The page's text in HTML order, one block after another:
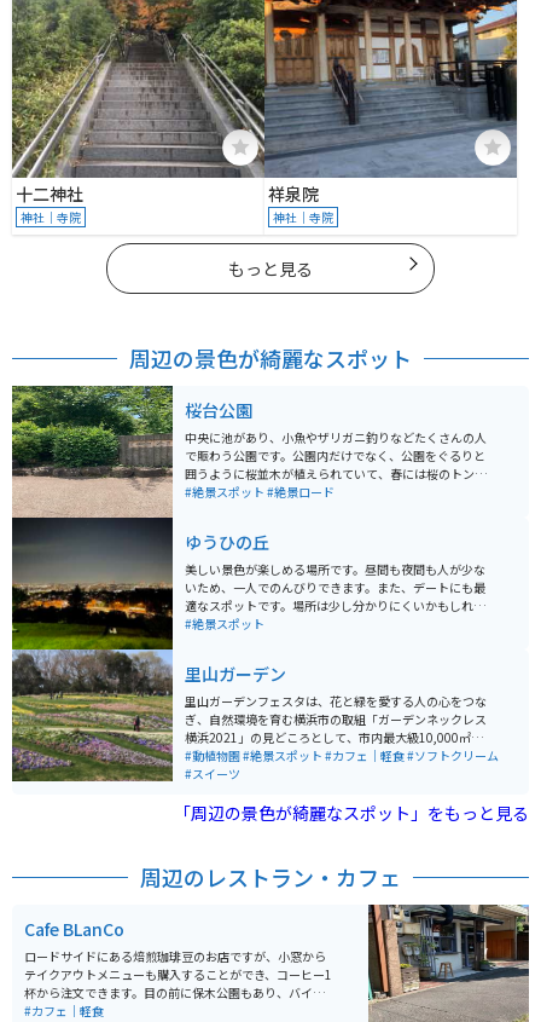
十二神社
神社｜寺院
祥泉院
神社｜寺院
もっと見る
周辺の景色が綺麗なスポット
桜台公園
中央に池があり、小魚やザリガニ釣りなどたくさんの人
で賑わう公園です。公園内だけでなく、公園をぐるりと
囲うように桜並木が植えられていて、春には桜のトンネ
ルの中を走ることができる絶景スポットです。また秋に
#絶景スポット #絶景ロード
ゆうひの丘
美しい景色が楽しめる場所です。昼間も夜間も人が少な
いため、一人でのんびりできます。また、デートにも最
適なスポットです。場所は少し分かりにくいかもしれま
せんが、少し坂を登ったところにあります。夜は綺麗な
#絶景スポット
里山ガーデン
里山ガーデンフェスタは、花と緑を愛する人の心をつな
ぎ、自然環境を育む横浜市の取組「ガーデンネックレス
横浜2021」の見どころとして、市内最大級10,000㎡の
大花壇や、アンバサダーの三上真史氏がデザインしたウ
ェルカムガーデンなどを公開します。花や緑に囲まれた
#動植物園#絶景スポット #カフェ｜軽食#ソフトクリーム
#スイーツ
「周辺の景色が綺麗なスポット」をもっと見る
周辺のレストラン・カフェ
Cafe BLanCo
ロードサイドにある焙煎珈琲豆のお店ですが、小窓から
テイクアウトメニューも購入することができ、コーヒー1
杯から注文できます。目の前に保木公園もあり、バイク
でふらっと立ち寄りやすい立地です。ツーリングの小休
#カフェ｜軽食